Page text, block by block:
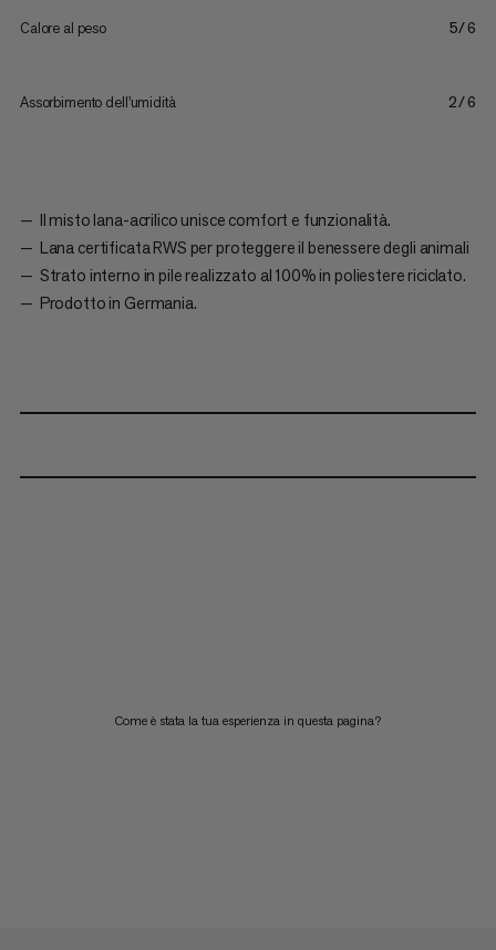
Calore al peso 5/6
Assorbimento dell'umidità 2/6
Il misto lana-acrilico unisce comfort e funzionalità.
Lana certificata RWS per proteggere il benessere degli animali
Strato interno in pile realizzato al 100% in poliestere riciclato.
Prodotto in Germania.
Come è stata la tua esperienza in questa pagina?